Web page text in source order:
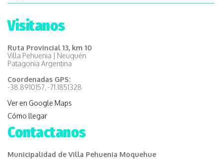
Visitanos
Ruta Provincial 13, km 10
Villa Pehuenia | Neuquén
Patagonia Argentina
Coordenadas GPS:
-38.8910157, -71.1851328
Ver en Google Maps
Cómo llegar
Contactanos
Municipalidad de Villa Pehuenia Moquehue